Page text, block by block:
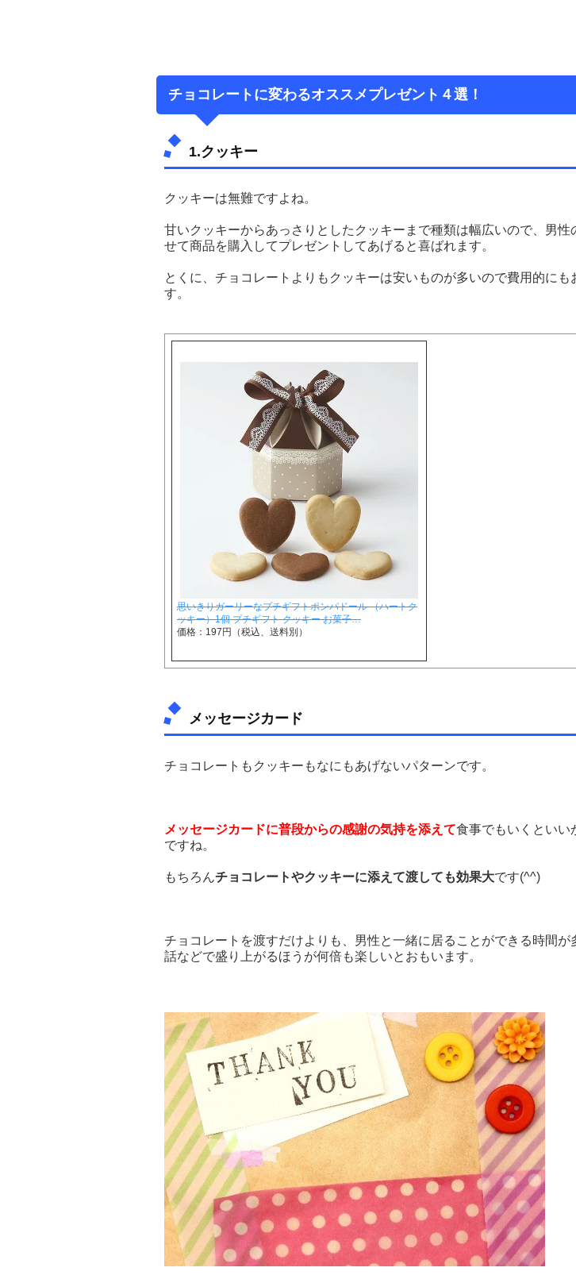
チョコレートに変わるオススメプレゼント４選！
1.クッキー
クッキーは無難ですよね。
甘いクッキーからあっさりとしたクッキーまで種類は幅広いので、男性
せて商品を購入してプレゼントしてあげると喜ばれます。
とくに、チョコレートよりもクッキーは安いものが多いので費用的にも
す。
思いきりガーリーなプチギフトポンパドール （ハートク
ッキー）1個 プチギフト クッキー お菓子…
価格：197円（税込、送料別）
メッセージカード
チョコレートもクッキーもなにもあげないパターンです。
メッセージカードに普段からの感謝の気持を添えて食事でもいくといい
ですね。
もちろんチョコレートやクッキーに添えて渡しても効果大です(^^)
チョコレートを渡すだけよりも、男性と一緒に居ることができる時間が
話などで盛り上がるほうが何倍も楽しいとおもいます。